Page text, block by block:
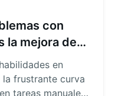
con
la mejora de
en
la frustrante curva
tareas manuales.